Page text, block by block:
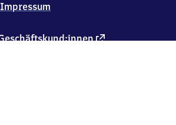
externer
Impressum